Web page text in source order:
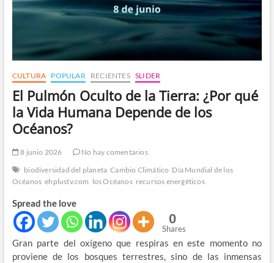
CULTURA POPULAR RECIENTES SLIDER
El Pulmón Oculto de la Tierra: ¿Por qué
la Vida Humana Depende de los
Océanos?
8 junio 2026
No hay comentarios
biodiversidad del planeta Cambio Climático Día Mundial de los
Océanos ehplustv.com los Océanos recursos energéticos
Spread the love
0
Shares
Gran parte del oxígeno que respiras en este momento no
proviene de los bosques terrestres, sino de las inmensas